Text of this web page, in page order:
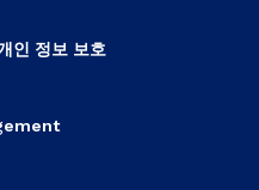
인 정보 보호